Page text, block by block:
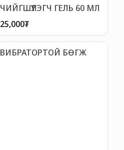
ЧИЙГШҮҮЛЭГЧ ГЕЛЬ 60 МЛ
25,000₮
ВИБРАТОРТОЙ БӨГЖ